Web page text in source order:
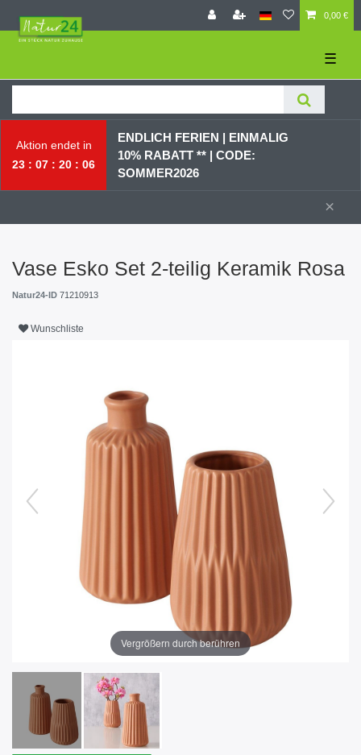
0,00 €
☰
Aktion endet in
23
07 20 06
ENDLICH FERIEN | EINMALIG
10% RABATT ** | CODE:
SOMMER2026
×
Vase Esko Set 2-teilig Keramik Rosa
Natur24-ID 71210913
Wunschliste
Vergrößern durch berühren